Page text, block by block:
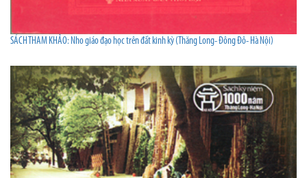
SÁCH THAM KHẢO: Nho giáo đạo học trên đất kinh kỳ (Thăng Long- Đông Đô- Hà Nội)